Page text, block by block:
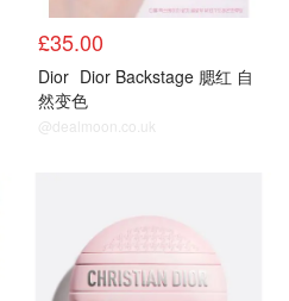
£35.00
Dior Dior Backstage 腮红 自
然变色
@dealmoon.co.uk